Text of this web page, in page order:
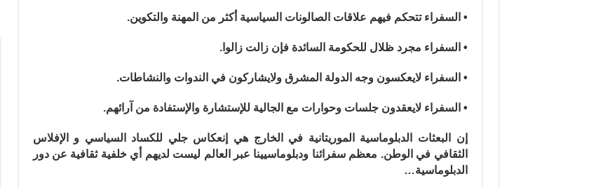
• السفراء تتحكم فيهم علاقات الصالونات السياسية أكثر من المهنة والتكوين.
• السفراء مجرد ظلال للحكومة السائدة فإن زالت زالوا.
• السفراء لايعكسون وجه الدولة المشرق ولايشاركون في الندوات والنشاطات.
• السفراء لايعقدون جلسات وحوارات مع الجالية للإستشارة والإستفادة من آرائهم.
إن البعثات الدبلوماسية الموريتانية في الخارج هي إنعكاس جلي للكساد السياسي و الإفلاس
الثقافي في الوطن. معظم سفرائنا ودبلوماسيينا عبر العالم ليست لديهم أي خلفية ثقافية عن دور
الدبلوماسية…